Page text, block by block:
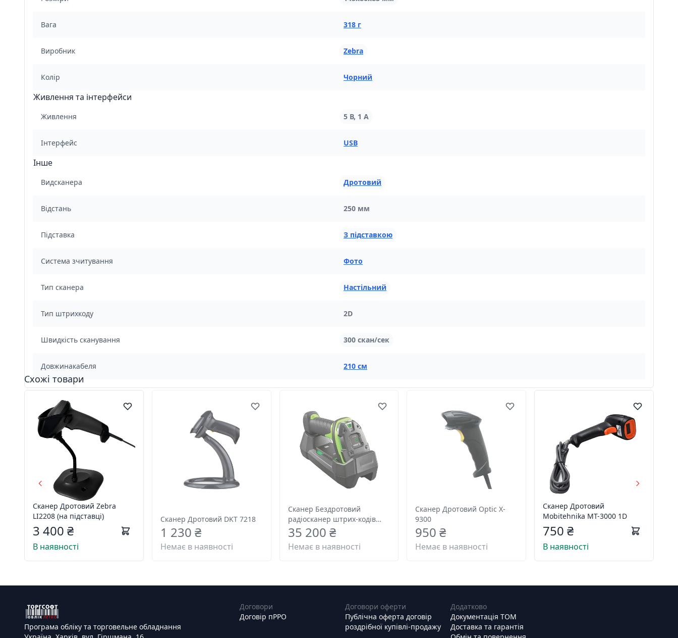
Вага 318 г
Виробник Zebra
Колір Чорний
Живлення та інтерфейси
Живлення 5 В, 1 А
Інтерфейс USB
Інше
Видсканера Дротовий
Відстань 250 мм
Підставка З підставкою
Система зчитування Фото
Тип сканера Настільний
Тип штрихкоду 2D
Швидкість сканування 300 скан/сек
Довжинакабеля 210 см
Схожі товари
Сканер Дротовий Zebra
LI2208 (на підставці)
3 400 ₴
В наявності
Сканер Дротовий DKT 7218
1 230 ₴
Немає в наявності
Сканер Бездротовий
радіосканер штрих-кодів
Zebra DS 3678
35 200 ₴
Немає в наявності
Сканер Дротовий Optic X-
9300
950 ₴
Немає в наявності
Сканер Дротовий
Mobitehnika MT-3000 1D
750 ₴
В наявності
Програма обліку та торговельне обладнання
Договори
Договір пРРО
Договори оферти
Публічна оферта договір
роздрібної купівлі-продажу
Додатково
Документація ТОМ
Доставка та гарантія